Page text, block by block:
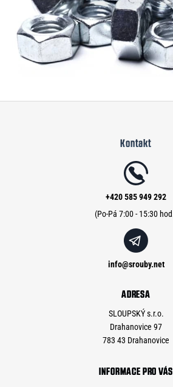
Kontakt
info@srouby.net
+420 585 949 292
ADRESA
SLOUPSKÝ s.r.o.
Drahanovice 97
783 43 Drahanovice
INFORMACE PRO VÁS